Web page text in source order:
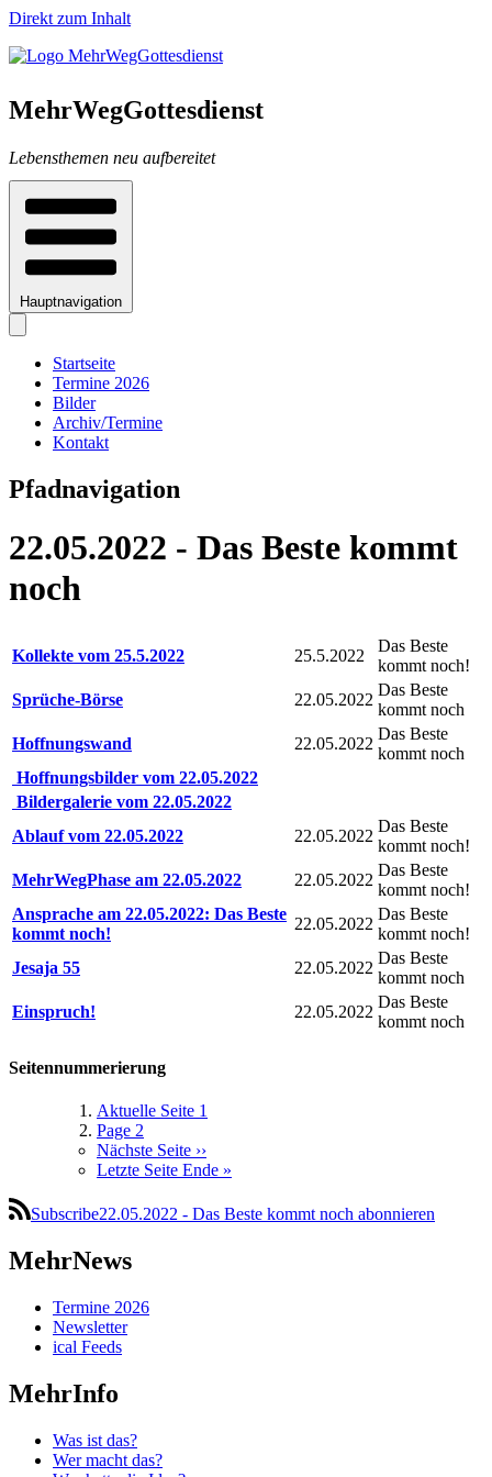
Direkt zum Inhalt
MehrWegGottesdienst
Lebensthemen neu aufbereitet
Hauptnavigation
Startseite
Termine 2026
Bilder
Archiv/Termine
Kontakt
Pfadnavigation
22.05.2022 - Das Beste kommt
noch
Kollekte vom 25.5.2022 25.5.2022
Das Beste
kommt noch!
Sprüche-Börse
22.05.2022
Das Beste
kommt noch
Hoffnungswand
22.05.2022
Das Beste
kommt noch
Hoffnungsbilder vom 22.05.2022
Bildergalerie vom 22.05.2022
Ablauf vom 22.05.2022
22.05.2022
Das Beste
kommt noch!
MehrWegPhase am 22.05.2022
22.05.2022
Das Beste
kommt noch!
Ansprache am 22.05.2022: Das Beste
kommt noch!
22.05.2022
Das Beste
kommt noch!
Jesaja 55
22.05.2022
Das Beste
kommt noch
Einspruch!
22.05.2022
Das Beste
kommt noch
Seitennummerierung
Aktuelle Seite 1
Page 2
Nächste Seite ››
Letzte Seite Ende »
Subscribe22.05.2022 - Das Beste kommt noch abonnieren
MehrNews
Termine 2026
Newsletter
ical Feeds
MehrInfo
Was ist das?
Wer macht das?